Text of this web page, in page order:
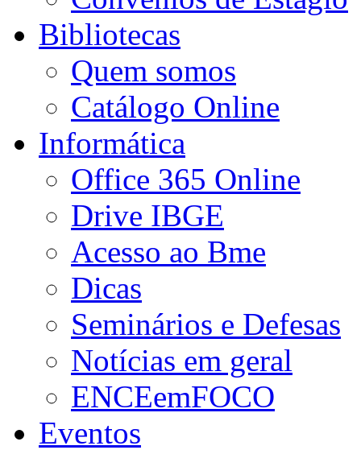
Bibliotecas
Quem somos
Catálogo Online
Informática
Office 365 Online
Drive IBGE
Acesso ao Bme
Dicas
Seminários e Defesas
Notícias em geral
ENCEemFOCO
Eventos